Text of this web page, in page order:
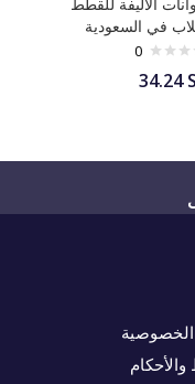
في السعودية
0
34.24